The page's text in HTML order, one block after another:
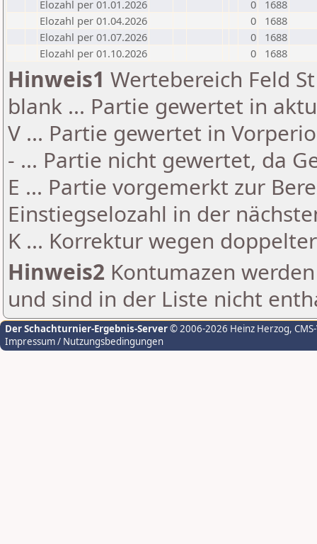
Elozahl per 01.01.2026
0
1688
Elozahl per 01.04.2026
0
1688
Elozahl per 01.07.2026
0
1688
Elozahl per 01.10.2026
0 1688
Hinweis1 Wertebereich Feld
blank ... Partie gewertet in
V ... Partie gewertet in
- ... Partie nicht gewertet, da
E ... Partie vorgemerkt zur
Einstiegselozahl in der
K ... Korrektur wegen
Hinweis2 Kontumazen
und sind in der Liste nicht
Der Schachturnier-Ergebnis-Server© 2006-2026 Heinz Herzog,
Impressum / Nutzungsbedingungen